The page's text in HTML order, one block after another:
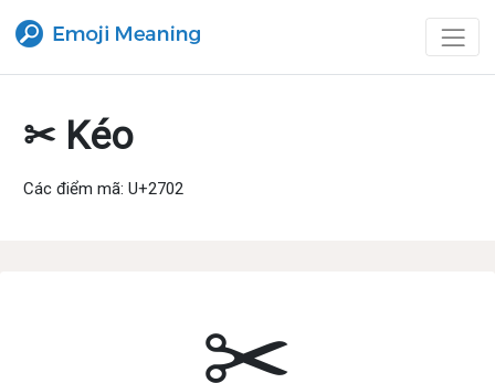
✂ Kéo
Các điểm mã: U+2702